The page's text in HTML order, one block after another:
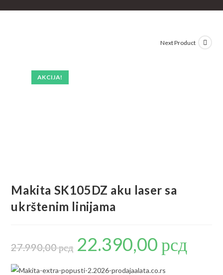
AKCIJA!
Next Product
Makita SK105DZ aku laser sa
ukrštenim linijama
27.990,00рсд
Originalna
cena
je
22.390,00рсдje: